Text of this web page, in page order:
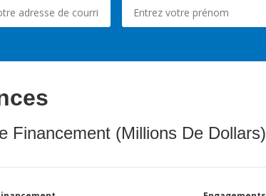
Financement (Millions De Dollars)